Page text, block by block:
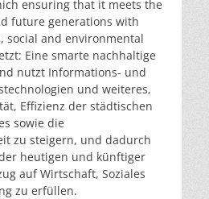
ensuring that it meets the
future generations with
social and environmental
Eine smarte nachhaltige
nutzt Informations- und
und weiteres,
Effizienz der städtischen
sowie die
zu steigern, und dadurch
heutigen und künftiger
auf Wirtschaft, Soziales
zu erfüllen.